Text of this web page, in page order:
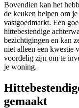
Bovendien kan het
de keuken helpen om
vastgoedmarkt. Een
hittebestendige
bezichtigingen en kan
niet alleen een kwestie
voordelig zijn om te
je woning.
gemaakt